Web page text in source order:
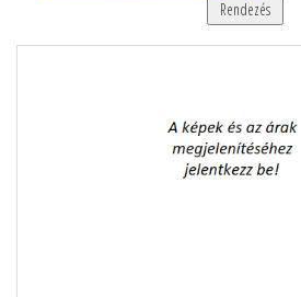
Rendezés